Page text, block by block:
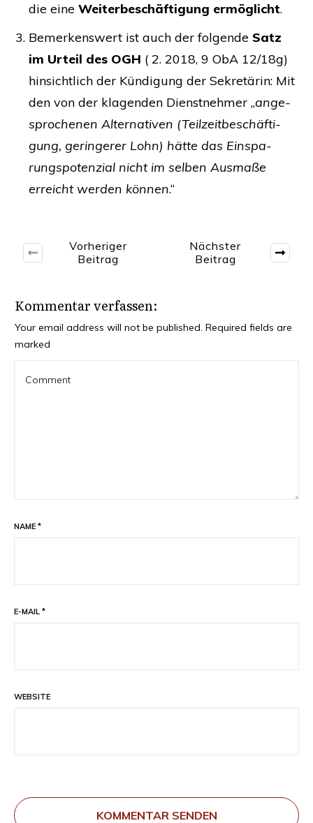
die eine Wei­ter­be­schäf­ti­gung ermög­licht.
Bemer­kens­wert ist auch der fol­gen­de Satz
im Urteil des OGH ( 2. 2018, 9 ObA 12/18g)
hin­sicht­lich der Kün­di­gung der Sekre­tä­rin: Mit
den von der kla­gen­den Dienst­neh­mer „ange­
spro­che­nen Alter­na­ti­ven (Teil­zeit­be­schäf­ti­
gung, gerin­ge­rer Lohn) hät­te das Ein­spa­
rungs­po­ten­zi­al nicht im sel­ben Aus­ma­ße
erreicht wer­den kön­nen.“
Vorheriger
Beitrag
Nächster
Beitrag
Kommentar verfassen:
Your email address will not be published. Required fields are
marked
NAME *
E-MAIL *
WEBSITE
KOMMENTAR SENDEN